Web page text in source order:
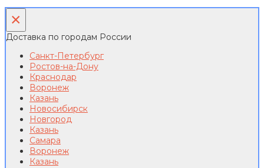
×
Доставка по городам России
Санкт-Петербург
Ростов-на-Дону
Краснодар
Воронеж
Казань
Новосибирск
Новгород
Казань
Самара
Воронеж
Казань